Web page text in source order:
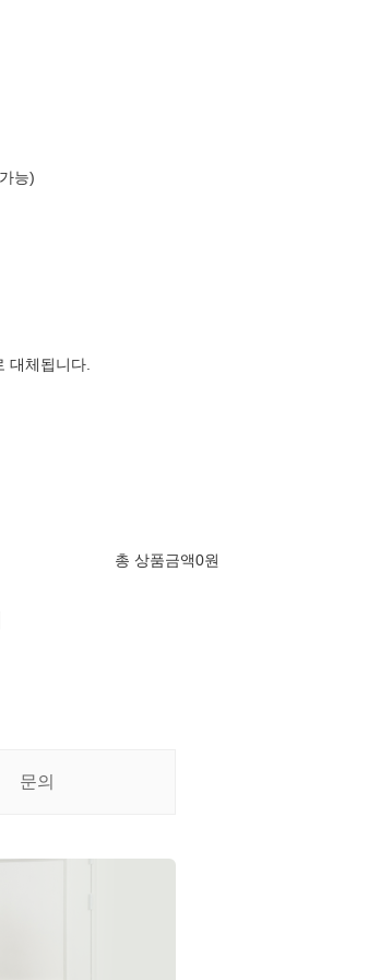
능)
대체됩니다.
총 상품금액0원
문의